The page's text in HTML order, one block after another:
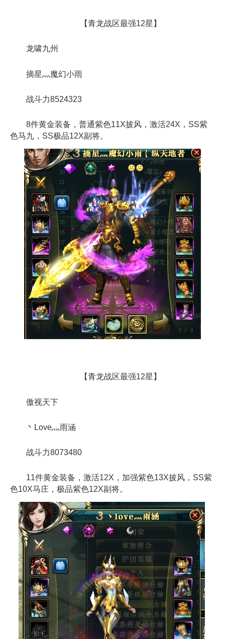
【青龙战区最强12星】
龙啸九州
摘星灬魔幻小雨
战斗力8524323
8件黄金装备，普通紫色11X披风，激活24X，SS紫
色马九，SS极品12X副将。
【青龙战区最强12星】
傲视天下
丶Love灬雨涵
战斗力8073480
11件黄金装备，激活12X，加强紫色13X披风，SS紫
色10X马庄，极品紫色12X副将。